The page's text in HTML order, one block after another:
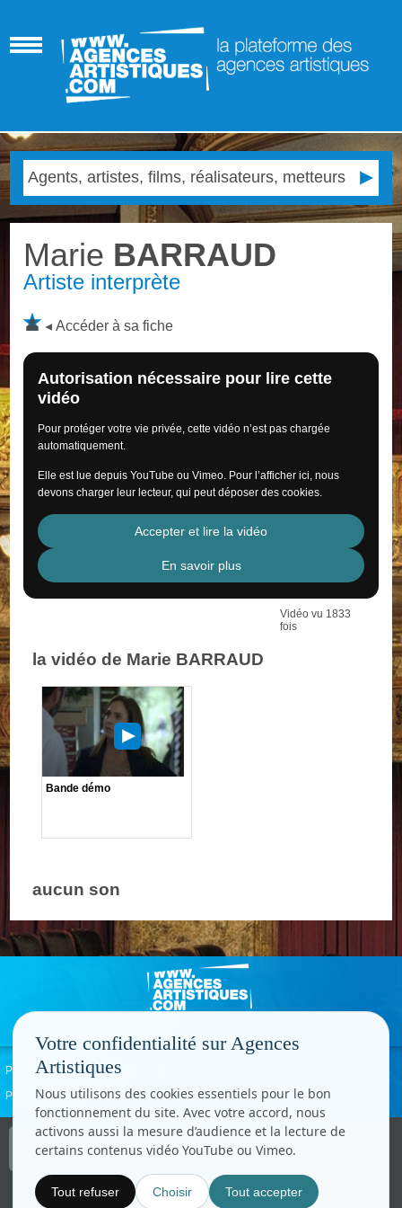
Marie BARRAUD
Artiste interprète
Accéder à sa fiche
Autorisation nécessaire pour lire cette
vidéo
Pour protéger votre vie privée, cette vidéo n’est pas chargée
automatiquement.
Elle est lue depuis YouTube ou Vimeo. Pour l’afficher ici, nous
devons charger leur lecteur, qui peut déposer des cookies.
Accepter et lire la vidéo
En savoir plus
Vidéo vu 1833
fois
la vidéo de Marie BARRAUD
Bande démo
aucun son
Politique de confidentialité
Paramètres cookies
Copyright © CC.Comunication
Tous droits réservés
Votre confidentialité sur Agences
Artistiques
Nous utilisons des cookies essentiels pour le bon
fonctionnement du site. Avec votre accord, nous
activons aussi la mesure d’audience et la lecture de
certains contenus vidéo YouTube ou Vimeo.
Tout refuser Choisir Tout accepter